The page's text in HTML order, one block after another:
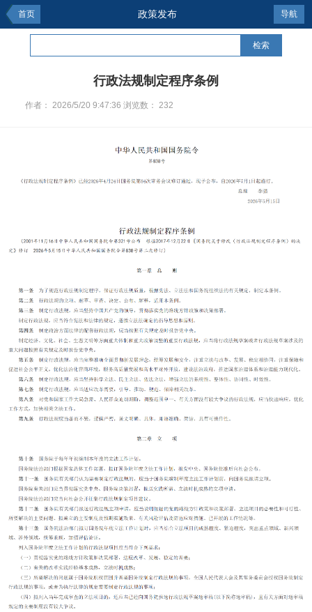
首页 导航
政策发布
检索
行政法规制定程序条例
作者： 2026/5/20 9:47:36 浏览数： 232